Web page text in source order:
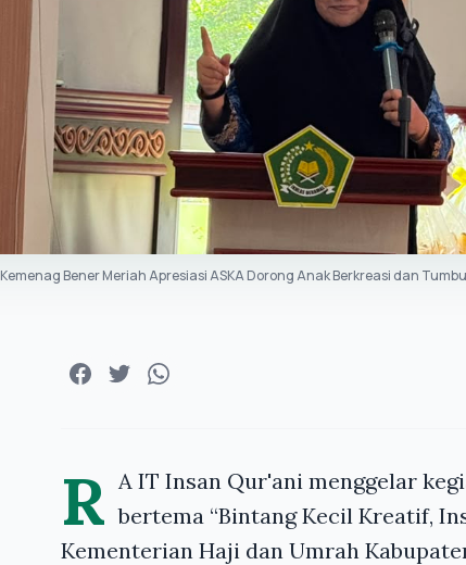
Kemenag Bener Meriah Apresiasi ASKA Dorong Anak Berkreasi dan
R A IT Insan Qur'ani menggelar
bertema “Bintang Kecil Kreatif,
Kementerian Haji dan Umrah